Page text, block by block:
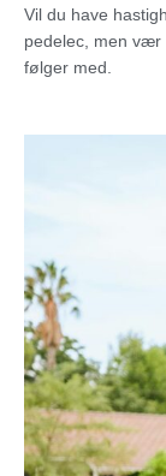
Vil du have
pedelec, men vær
følger med.